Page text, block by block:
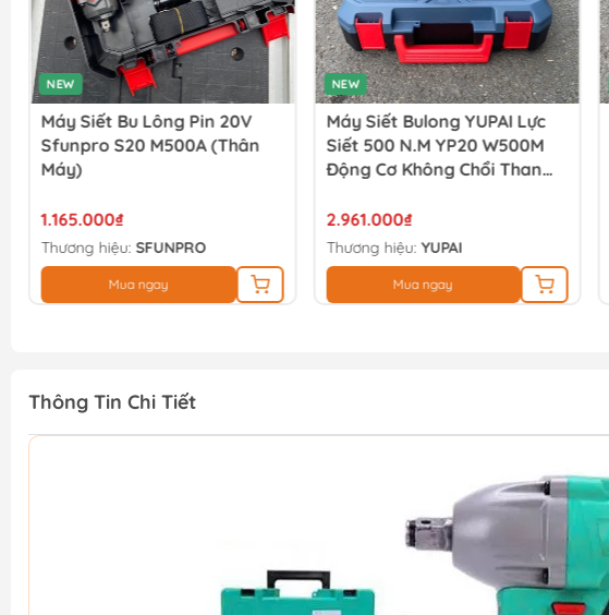
NEW
Máy Siết Bu Lông Pin 20V
Sfunpro S20 M500A (thân
Máy)
1.165.000₫
Thương hiệu: SFUNPRO
Mua ngay
NEW
Máy Siết Bulong YUPAI Lực
Siết 500 N.M YP20 W500M
Động Cơ Không Chổi Than
2.961.000₫
Thương hiệu:YUPAI
Mua ngay
Thông Tin Chi Tiết